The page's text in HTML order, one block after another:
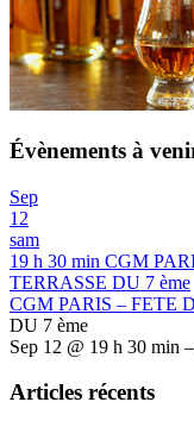
Évènements à
Sep
12
sam
19 h 30 min CGM
TERRASSE DU 7 ème
CGM PARIS – FETE
DU 7 ème
Sep 12 @ 19 h 30 min
Articles récents